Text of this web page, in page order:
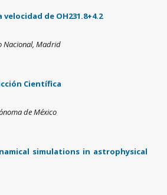
de OH231.8+4.2
Nacional, Madrid
Científica
de México
simulations in astrophysical